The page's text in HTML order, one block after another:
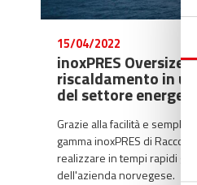
15/04/2022
inoxPRES
riscaldamento in
del settore
Grazie alla facilità e
gamma inoxPRES di
realizzare in tempi rapidi gli
dell'azienda norvegese.